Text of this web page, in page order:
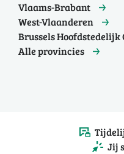
Vlaams-Brabant
West-Vlaanderen
Brussels Hoofdstedelijk
Alle provincies
Jij